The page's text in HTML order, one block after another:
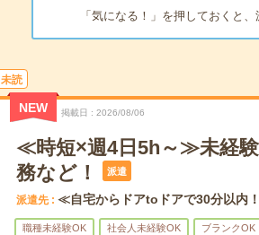
「気になる！」を押しておくと
未読
NEW 掲載日 2026/08/06
≪時短×週4日5h～≫未経
務など！
派遣
派遣先 ≪自宅からドアtoドアで30分以内
職種未経験OK 社会人未経験OK ブランクOK